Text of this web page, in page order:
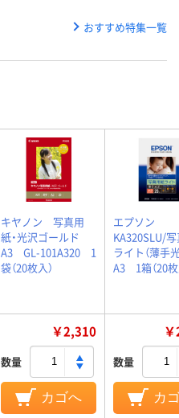
おすすめ特集一覧
キヤノン 写真用
紙・光沢ゴールド
A3 GL-101A320 1
袋（20枚入）
エプソン
KA320SLU/
ライト（薄手
A3 1箱（20枚
￥2,310
数量
カゴへ
数量
カ